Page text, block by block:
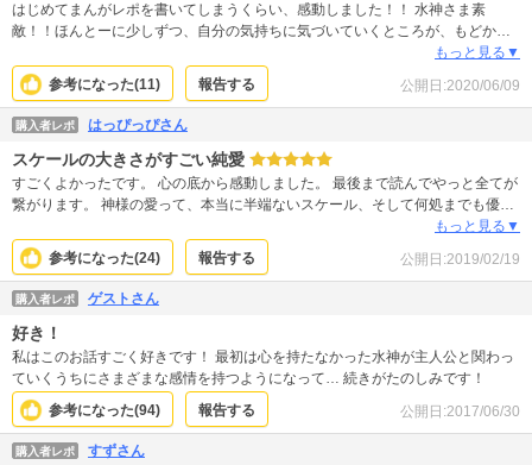
はじめてまんがレポを書いてしまうくらい、感動しました！！ 水神さま素
敵！！ほんとーに少しずつ、自分の気持ちに気づいていくところが、もどかし
くていとおしくて。もう少し二人のイチャイチャ見たかった。。『王の獣』の
付録に出てくる水神さまのお話しをから先に読んでしまったのですが、こちら
を読破したいま、あちらを再度読んで余韻に浸りたいと思います。 やっぱりS
Ｆものいいなー！と久しぶりに思い出させてくれた良作でした！別世界を味わ
える、そして心が洗われる、楽しい時間をありがとうございました！！
もっと見る▼
参考になった(11) 報告する 公開日:2020/06/09
購入者レポ はっぴっぴさん
スケールの大きさがすごい純愛
すごくよかったです。 心の底から感動しました。 最後まで読んでやっと全てが
繋がります。 神様の愛って、本当に半端ないスケール、そして何処までも優し
くて純粋。本当に真水みたいに透き通っていてきれい。 水神様、すてきです。
このお話に巡り会えて本当によかった、と心からと思いました。
もっと見る▼
参考になった(24) 報告する 公開日:2019/02/19
購入者レポ ゲストさん
好き！
私はこのお話すごく好きです！ 最初は心を持たなかった水神が主人公と関わっ
ていくうちにさまざまな感情を持つようになって… 続きがたのしみです！
参考になった(94) 報告する 公開日:2017/06/30
購入者レポ すずさん